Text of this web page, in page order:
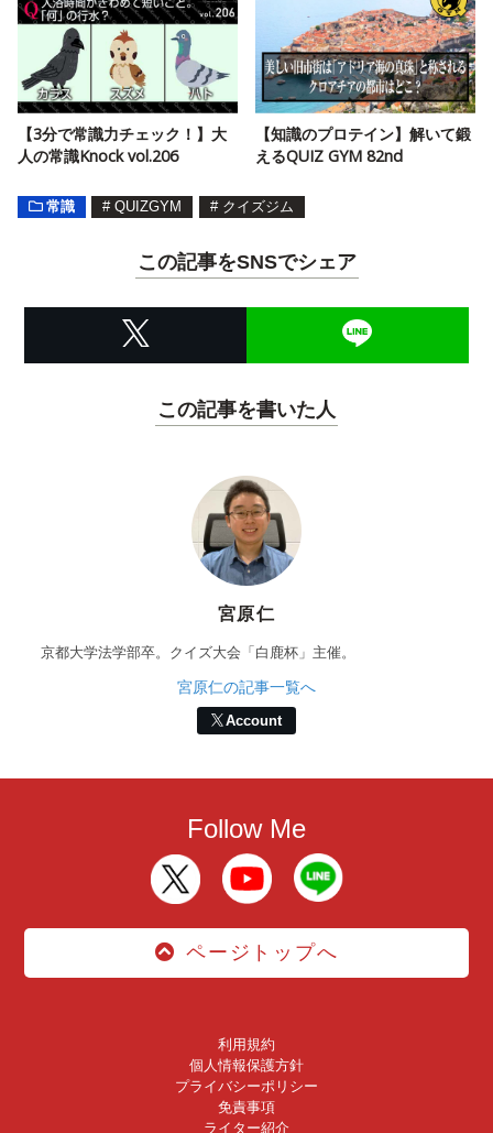
【3分で常識力チェック！】大
人の常識Knock vol.206
【知識のプロテイン】解いて鍛
えるQUIZ GYM 82nd
常識 # QUIZGYM # クイズジム
この記事をSNSでシェア
この記事を書いた人
宮原仁
京都大学法学部卒。クイズ大会「白鹿杯」主催。
宮原仁の記事一覧へ
Account
Follow Me
ページトップへ
利用規約
個人情報保護方針
プライバシーポリシー
免責事項
ライター紹介